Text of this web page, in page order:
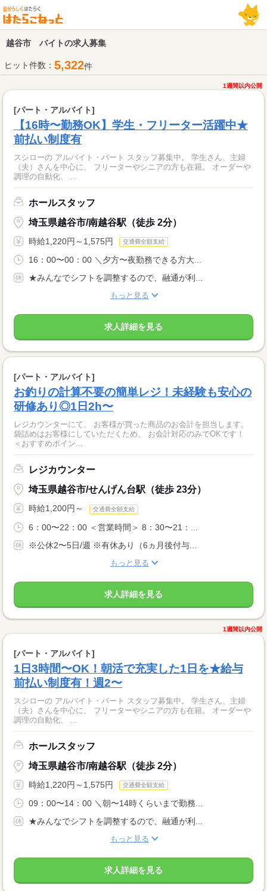
越谷市 バイトの求人募集
ヒット件数： 5,322件
1週間以内公開
[パート・アルバイト]
【16時〜勤務OK】学生・フリーター活躍中★
前払い制度有
スシローの アルバイト・パート スタッフ募集中。 学生さん、主婦
（夫）さんを中心に、 フリーターやシニアの方も在籍。 オーダーや
調理の自動化、 ...
ホールスタッフ
埼玉県越谷市/南越谷駅（徒歩 2分）
時給1,220円～1,575円 交通費全額支給
16：00〜00：00 ＼夕方〜夜勤務できる方大...
★みんなでシフトを調整するので、融通が利...
もっと見る
求人詳細を見る
[パート・アルバイト]
お釣りの計算不要の簡単レジ！未経験も安心の
研修あり◎1日2h〜
レジカウンターにて、 お客様が買った商品のお会計を担当します。
袋詰めはお客様にしていただくため、 お会計対応のみでOKです！
＜おすすめポイン...
レジカウンター
埼玉県越谷市/せんげん台駅（徒歩 23分）
時給1,200円～ 交通費全額支給
6：00〜22：00 ＜営業時間＞ 8：30〜21：...
※公休2〜5日/週 ※有休あり（6ヵ月後付与...
もっと見る
求人詳細を見る
1週間以内公開
[パート・アルバイト]
1日3時間〜OK！朝活で充実した1日を★給与
前払い制度有！週2〜
スシローの アルバイト・パート スタッフ募集中。 学生さん、主婦
（夫）さんを中心に、 フリーターやシニアの方も在籍。 オーダーや
調理の自動化、 ...
ホールスタッフ
埼玉県越谷市/南越谷駅（徒歩 2分）
時給1,220円～1,575円 交通費全額支給
09：00〜14：00 ＼朝〜14時くらいまで勤務...
★みんなでシフトを調整するので、融通が利...
もっと見る
求人詳細を見る